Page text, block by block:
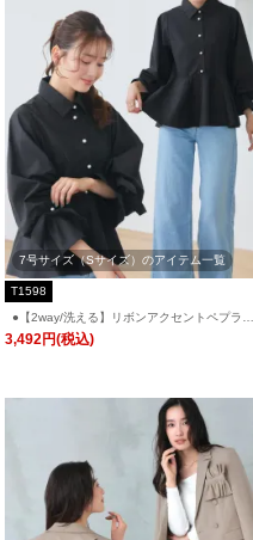
7号サイズ（Sサイズ）のアイテム一覧
T1598
●【2way/洗える】リボンアクセントペプラム
シャツブラウス「T1598」/ 学校行事・通勤・
3,492円(税込)